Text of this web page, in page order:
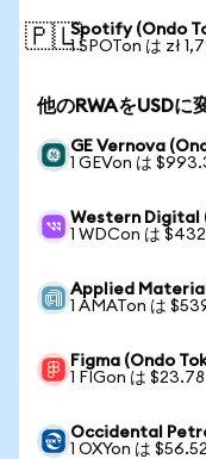
🇵🇱Spotify (Ondo
1 SPOTon は zł
他のRWAをUSDに
GE Vernova
1 GEVon は
Western Digital
1 WDCon は
Applied
1 AMATon は
Figma (Ondo
1 FIGon は
Occidental
1 OXYon は